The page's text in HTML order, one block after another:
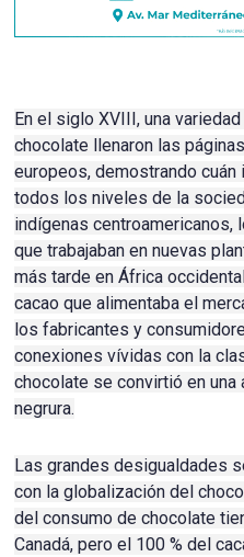
En el siglo XVIII, una
chocolate llenaron las
europeos, demostrando
todos los niveles de la
indígenas
que trabajaban en nuevas
más tarde en África
cacao que alimentaba el
los fabricantes y
conexiones vívidas con la
chocolate se convirtió en una
negrura.
Las grandes desigualdades
con la globalización del
delconsumo de chocolate
Canadá, pero el 100 % del